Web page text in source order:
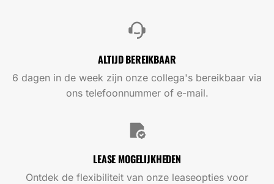
ALTIJD BEREIKBAAR
6 dagen in de week zijn onze collega's bereikbaar via
ons telefoonnummer of e-mail.
LEASE MOGELIJKHEDEN
Ontdek de flexibiliteit van onze leaseopties voor